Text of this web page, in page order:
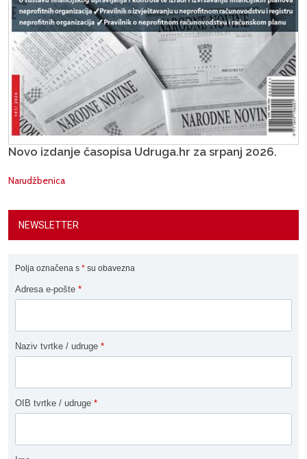
Novo izdanje časopisa Udruga.hr za srpanj 2026.
Narudžbenica
NEWSLETTER
Polja označena s * su obavezna
Adresa e-pošte *
Naziv tvrtke / udruge *
OIB tvrtke / udruge *